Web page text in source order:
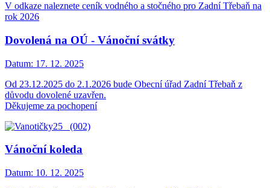
V odkaze naleznete ceník vodného a stočného pro Zadní Třebaň na
rok 2026
Dovolená na OÚ - Vánoční svátky
Datum: 17. 12. 2025
Od 23.12.2025 do 2.1.2026 bude Obecní úřad Zadní Třebaň z
důvodu dovolené uzavřen.
Děkujeme za pochopení
Vánoční koleda
Datum: 10. 12. 2025